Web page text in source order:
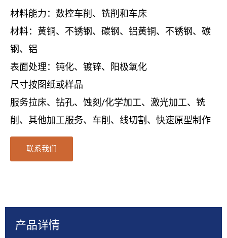
材料能力：数控车削、铣削和车床
材料：黄铜、不锈钢、碳钢、铝黄铜、不锈钢、碳
钢、铝
表面处理：钝化、镀锌、阳极氧化
尺寸按图纸或样品
服务拉床、钻孔、蚀刻/化学加工、激光加工、铣
削、其他加工服务、车削、线切割、快速原型制作
联系我们
产品详情